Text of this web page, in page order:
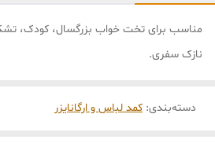
مناسب برای تخت خواب بزرگسال، کودک،
نازک سفری.
دسته‌بندی: کمد لباس و ارگانایزر